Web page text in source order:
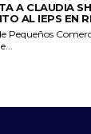
A CLAUDIA
AL IEPS EN
Pequeños